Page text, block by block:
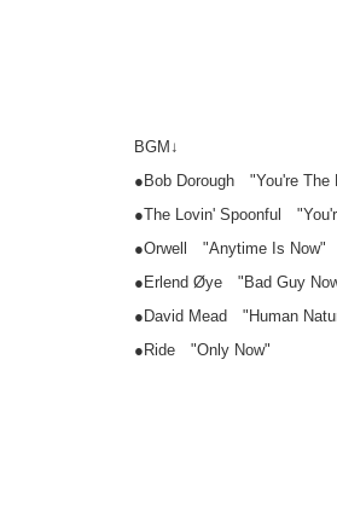
BGM↓
●Bob Dorough "You're The
●The Lovin' Spoonful
●Orwell "Anytime Is Now"
●Erlend Øye "Bad Guy
●David Mead "Human
●Ride "Only Now"